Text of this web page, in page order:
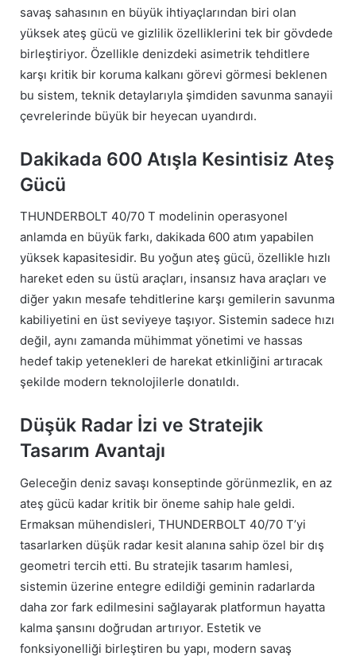
savaş sahasının en büyük ihtiyaçlarından biri olan
yüksek ateş gücü ve gizlilik özelliklerini tek bir gövdede
birleştiriyor. Özellikle denizdeki asimetrik tehditlere
karşı kritik bir koruma kalkanı görevi görmesi beklenen
bu sistem, teknik detaylarıyla şimdiden savunma sanayii
çevrelerinde büyük bir heyecan uyandırdı.
Dakikada 600 Atışla Kesintisiz Ateş
Gücü
THUNDERBOLT 40/70 T modelinin operasyonel
anlamda en büyük farkı, dakikada 600 atım yapabilen
yüksek kapasitesidir. Bu yoğun ateş gücü, özellikle hızlı
hareket eden su üstü araçları, insansız hava araçları ve
diğer yakın mesafe tehditlerine karşı gemilerin savunma
kabiliyetini en üst seviyeye taşıyor. Sistemin sadece hızı
değil, aynı zamanda mühimmat yönetimi ve hassas
hedef takip yetenekleri de harekat etkinliğini artıracak
şekilde modern teknolojilerle donatıldı.
Düşük Radar İzi ve Stratejik
Tasarım Avantajı
Geleceğin deniz savaşı konseptinde görünmezlik, en az
ateş gücü kadar kritik bir öneme sahip hale geldi.
Ermaksan mühendisleri, THUNDERBOLT 40/70 T’yi
tasarlarken düşük radar kesit alanına sahip özel bir dış
geometri tercih etti. Bu stratejik tasarım hamlesi,
sistemin üzerine entegre edildiği geminin radarlarda
daha zor fark edilmesini sağlayarak platformun hayatta
kalma şansını doğrudan artırıyor. Estetik ve
fonksiyonelliği birleştiren bu yapı, modern savaş